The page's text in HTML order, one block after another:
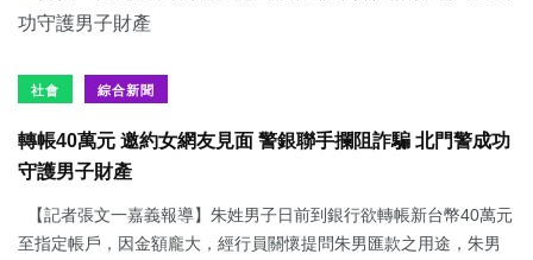
社會 綜合新聞
轉帳40萬元 邀約女網友見面 警銀聯手攔阻詐騙 北門警成功
守護男子財產
【記者張文一嘉義報導】朱姓男子日前到銀行欲轉帳新台幣40萬元
至指定帳戶，因金額龐大，經行員關懷提問朱男匯款之用途，朱男